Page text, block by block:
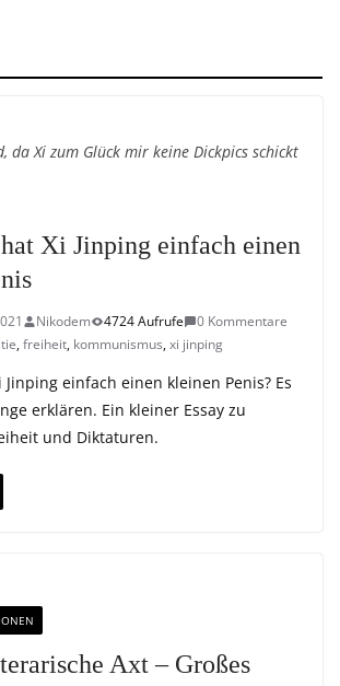
da Xi zum Glück mir keine Dickpics schickt
Xi Jinping einfach einen
Nikodem 4724 Aufrufe
0 Kommentare
,freiheit, kommunismus,xi jinping
einfach einen kleinen Penis? Es
erklären. Ein kleiner Essay zu
und Diktaturen.
Axt – Großes